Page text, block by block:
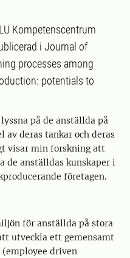
Kompetenscentrum
i Journal of
processes among
potentials to
på de anställda på
av deras tankar och deras
visar min forskning att
de anställdas kunskaper i
företagen.
för anställda på stora
utveckla ett gemensamt
driven